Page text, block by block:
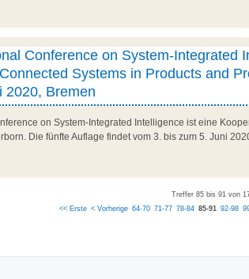
Conference on System-Integrated
Systems in Products and
2020, Bremen
on System-Integrated Intelligence ist eine
Die fünfte Auflage findet vom 3. bis zum 5. Juni
Treffer 85 bis 91 von
<< Erste < Vorherige 64-70 71-77 78-84 85-91 92-98